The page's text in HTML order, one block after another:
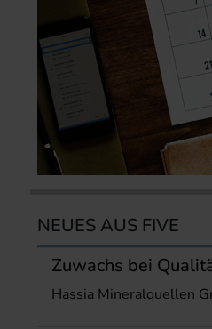
NEUES AUS FIVE
Zuwachs bei
Hassia Mineralquellen